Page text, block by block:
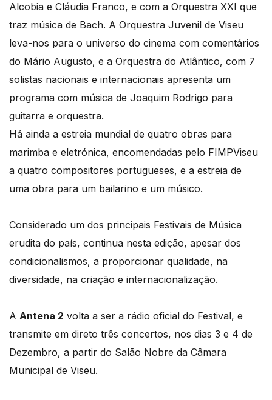
Alcobia e Cláudia Franco, e com a Orquestra XXI que
traz música de Bach. A Orquestra Juvenil de Viseu
leva-nos para o universo do cinema com comentários
do Mário Augusto, e a Orquestra do Atlântico, com 7
solistas nacionais e internacionais apresenta um
programa com música de Joaquim Rodrigo para
guitarra e orquestra.
Há ainda a estreia mundial de quatro obras para
marimba e eletrónica, encomendadas pelo FIMPViseu
a quatro compositores portugueses, e a estreia de
uma obra para um bailarino e um músico.
Considerado um dos principais Festivais de Música
erudita do país, continua nesta edição, apesar dos
condicionalismos, a proporcionar qualidade, na
diversidade, na criação e internacionalização.
A Antena 2 volta a ser a rádio oficial do Festival, e
transmite em direto três concertos, nos dias 3 e 4 de
Dezembro, a partir do Salão Nobre da Câmara
Municipal de Viseu.